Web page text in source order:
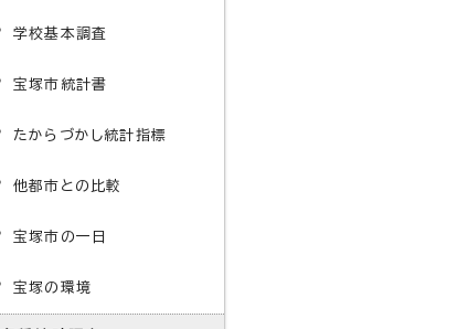
学校基本調査
宝塚市統計書
たからづかし統計指標
他都市との比較
宝塚市の一日
宝塚の環境